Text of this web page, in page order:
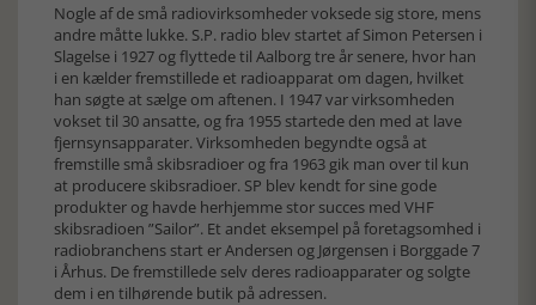
Nogle af de små radiovirksomheder voksede sig store, mens
andre måtte lukke. S.P. radio blev startet af Simon Petersen i
Slagelse i 1927 og flyttede til Aalborg tre år senere, hvor han
i en kælder fremstillede et radioapparat om dagen, hvilket
han søgte at sælge om aftenen. I 1947 var virksomheden
vokset til 30 ansatte, og fra 1955 startede den med at lave
fjernsynsapparater. Virksomheden begyndte også at
fremstille små skibsradioer og fra 1963 gik man over til kun
at producere skibsradioer. SP blev kendt for sine gode
produkter og havde herhjemme stor succes med VHF
skibsradioen ”Sailor”. Et andet eksempel på foretagsomhed i
radiobranchens start er Andersen og Jørgensen i Borggade 7
i Århus. De fremstillede selv deres radioapparater og solgte
dem i en tilhørende butik på adressen.